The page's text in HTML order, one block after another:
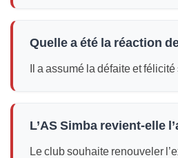
Quelle a été la réaction
Il a assumé la défaite et
L’AS Simba revient‑elle
Le club souhaite renouveler